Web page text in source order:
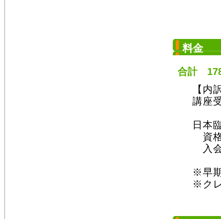
料金
合計
【内
講座
日本
資
入
※早
※ク